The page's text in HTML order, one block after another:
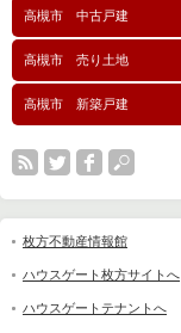
高槻市 中古戸建
高槻市 売り土地
高槻市 新築戸建
枚方不動産情報館
ハウスゲート枚方サイトへ
ハウスゲートテナントへ